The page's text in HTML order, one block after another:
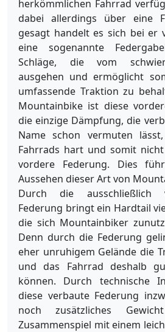
herkömmlichen Fahrrad
dabei allerdings über eine
gesagt handelt es sich bei er
eine sogenannte
Schläge, die vom
ausgehen und ermöglicht
umfassende Traktion zu
Mountainbike ist diese
die einzige Dämpfung, die
Name schon vermuten
Fahrrads hart und somit
vordere Federung. Dies
Aussehen dieser Art von
Durch die ausschließlich
Federung bringt ein Hardtail
die sich Mountainbiker
Denn durch die Federung
eher unruhigem Gelände die
und das Fahrrad deshalb
können. Durch technische
diese verbaute Federung
noch zusätzliches
Zusammenspiel mit einem